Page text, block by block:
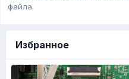
файла.
Избранное